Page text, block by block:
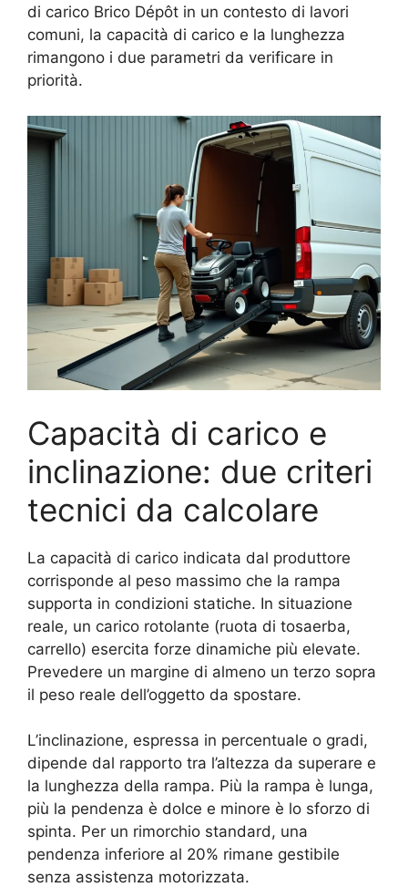
di carico Brico Dépôt in un contesto di lavori
comuni, la capacità di carico e la lunghezza
rimangono i due parametri da verificare in
priorità.
Capacità di carico e
inclinazione: due criteri
tecnici da calcolare
La capacità di carico indicata dal produttore
corrisponde al peso massimo che la rampa
supporta in condizioni statiche. In situazione
reale, un carico rotolante (ruota di tosaerba,
carrello) esercita forze dinamiche più elevate.
Prevedere un margine di almeno un terzo sopra
il peso reale dell’oggetto da spostare.
L’inclinazione, espressa in percentuale o gradi,
dipende dal rapporto tra l’altezza da superare e
la lunghezza della rampa. Più la rampa è lunga,
più la pendenza è dolce e minore è lo sforzo di
spinta. Per un rimorchio standard, una
pendenza inferiore al 20% rimane gestibile
senza assistenza motorizzata.